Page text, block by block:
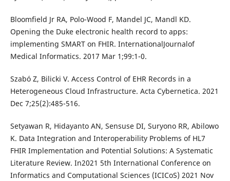
Bloomfield Jr RA, Polo-Wood F, Mandel JC, Mandl KD.
Opening the Duke electronic health record to apps:
implementing SMART on FHIR. InternationalJournalof
Medical Informatics. 2017 Mar 1;99:1-0.
Szabó Z, Bilicki V. Access Control of EHR Records in a
Heterogeneous Cloud Infrastructure. Acta Cybernetica. 2021
Dec 7;25(2):485-516.
Setyawan R, Hidayanto AN, Sensuse DI, Suryono RR, Abilowo
K. Data Integration and Interoperability Problems of HL7
FHIR Implementation and Potential Solutions: A Systematic
Literature Review. In2021 5th International Conference on
Informatics and Computational Sciences (ICICoS) 2021 Nov